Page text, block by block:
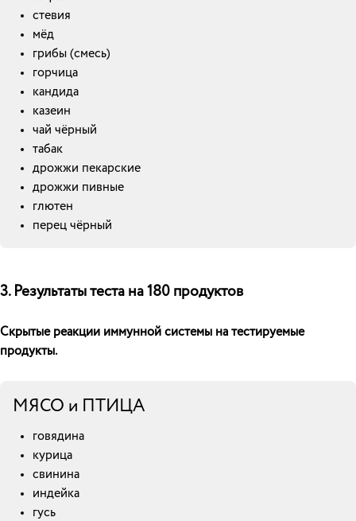
стевия
мёд
грибы (смесь)
горчица
кандида
казеин
чай чёрный
табак
дрожжи пекарские
дрожжи пивные
глютен
перец чёрный
3. Результаты теста на 180 продуктов
Скрытые реакции иммунной системы на тестируемые
продукты.
МЯСО и ПТИЦА
говядина
курица
свинина
индейка
гусь